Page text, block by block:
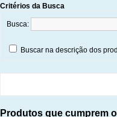
Critérios da Busca
Busca:
Buscar na descrição dos
Produtos que cumprem